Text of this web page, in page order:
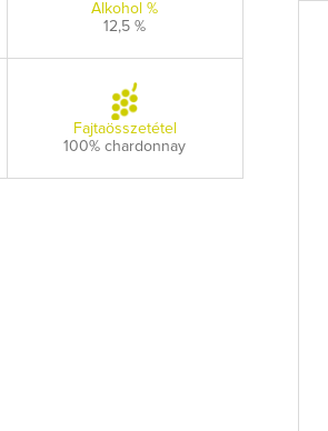
Alkohol %
12,5 %
Fajtaösszetétel
100% chardonnay